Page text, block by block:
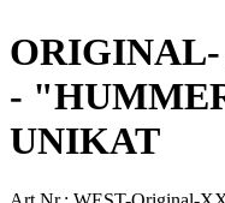
ORIGINAL-
-
UNIKAT